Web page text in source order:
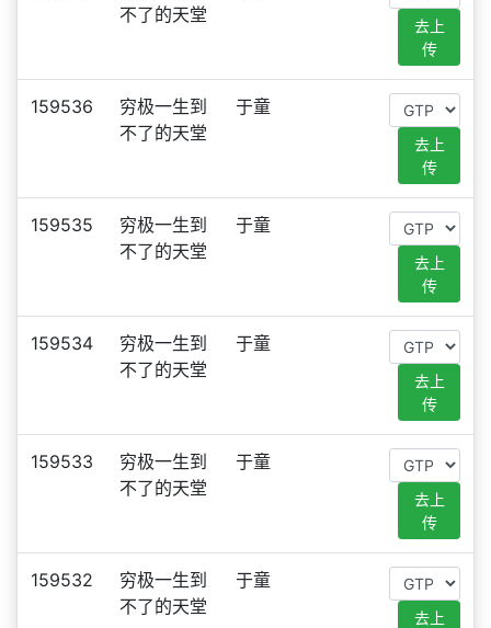
不了的天堂
去上
传
159536
穷极一生到
不了的天堂
于童
去上
传
159535
穷极一生到
不了的天堂
于童
去上
传
159534
穷极一生到
不了的天堂
于童
去上
传
159533
穷极一生到
不了的天堂
于童
去上
传
159532
穷极一生到
不了的天堂
于童
去上